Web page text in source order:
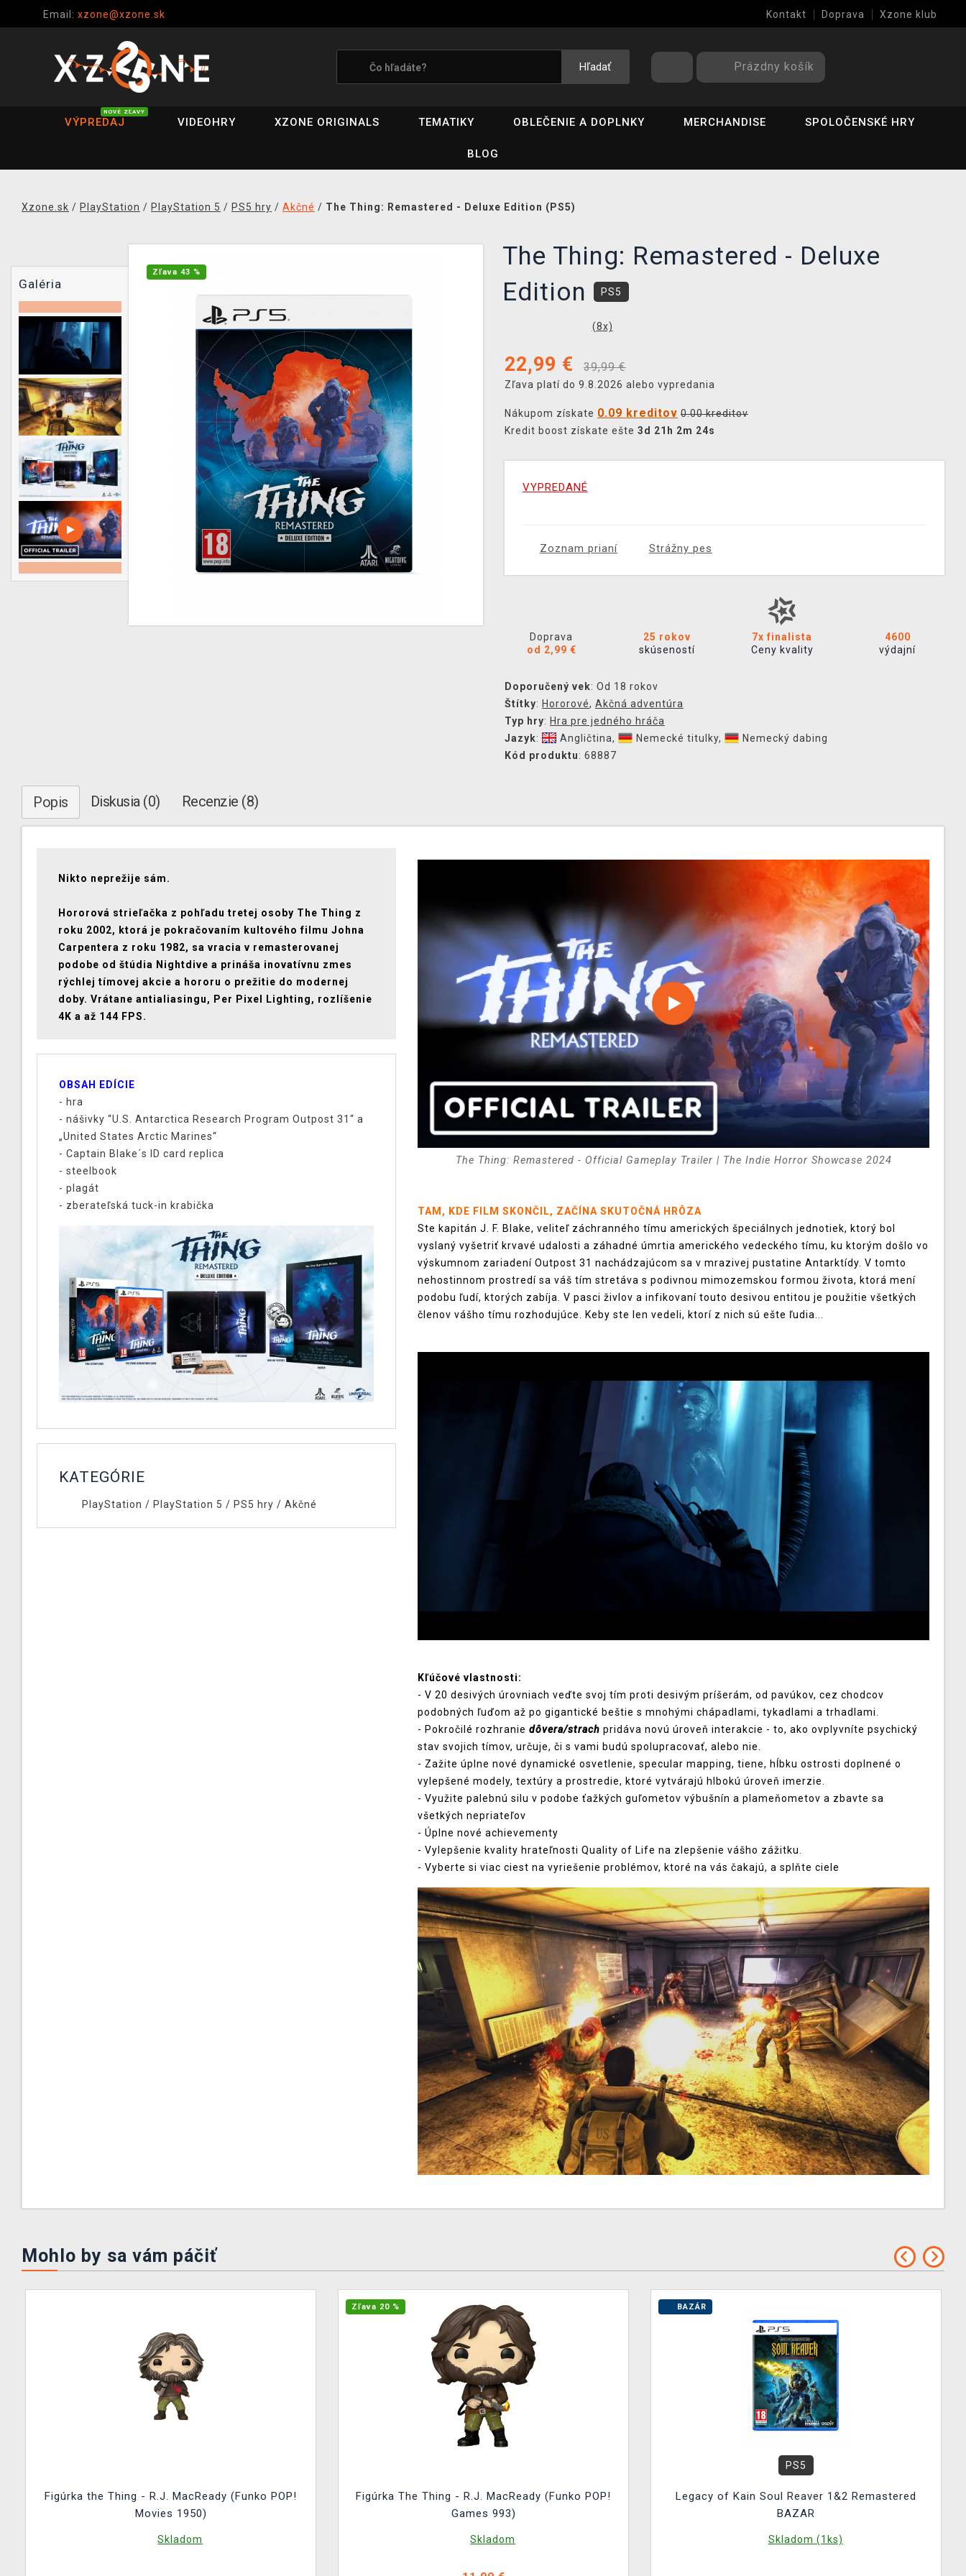
Email: xzone@xzone.sk Kontakt Doprava Xzone klub
Hľadať Prázdny košík
VÝPREDAJ
NOVÉ ZĽAVY
VIDEOHRY XZONE ORIGINALS TEMATIKY OBLEČENIE A DOPLNKY MERCHANDISE SPOLOČENSKÉ HRY
BLOG
Xzone.sk / PlayStation / PlayStation 5 / PS5 hry / Akčné / The Thing: Remastered - Deluxe Edition (PS5)
Galéria
Zľava 43 %
The Thing: Remastered - Deluxe
Edition
PS5
(8x)
22,99 € 39,99 €
Zľava platí do 9.8.2026 alebo vypredania
Nákupom získate 0.09 kreditov 0.00 kreditov
Kredit boost získate ešte 3d 21h 2m 23s
VYPREDANÉ
Zoznam prianí Strážny pes
Doprava
od 2,99 €
25 rokov
skúseností
7x finalista
Ceny kvality
4600
výdajní
Doporučený vek: Od 18 rokov
Štítky: Hororové, Akčná adventúra
Typ hry: Hra pre jedného hráča
Jazyk: Angličtina, Nemecké titulky,
Nemecký dabing
Kód produktu: 68887
Popis Diskusia (0) Recenzie (8)
Nikto neprežije sám.
Hororová strieľačka z pohľadu tretej osoby The Thing z
roku 2002, ktorá je pokračovaním kultového filmu Johna
Carpentera z roku 1982, sa vracia v remasterovanej
podobe od štúdia Nightdive a prináša inovatívnu zmes
rýchlej tímovej akcie a hororu o prežitie do modernej
doby. Vrátane antialiasingu, Per Pixel Lighting, rozlíšenie
4K a až 144 FPS.
OBSAH EDÍCIE
- hra
- nášivky “U.S. Antarctica Research Program Outpost 31“ a
„United States Arctic Marines“
- Captain Blake´s ID card replica
- steelbook
- plagát
- zberateľská tuck-in krabička
KATEGÓRIE
PlayStation / PlayStation 5 / PS5 hry / Akčné
The Thing: Remastered - Official Gameplay Trailer | The Indie Horror Showcase 2024
TAM, KDE FILM SKONČIL, ZAČÍNA SKUTOČNÁ HRÔZA
Ste kapitán J. F. Blake, veliteľ záchranného tímu amerických špeciálnych jednotiek, ktorý bol
vyslaný vyšetriť krvavé udalosti a záhadné úmrtia amerického vedeckého tímu, ku ktorým došlo vo
výskumnom zariadení Outpost 31 nachádzajúcom sa v mrazivej pustatine Antarktídy. V tomto
nehostinnom prostredí sa váš tím stretáva s podivnou mimozemskou formou života, ktorá mení
podobu ľudí, ktorých zabíja. V pasci živlov a infikovaní touto desivou entitou je použitie všetkých
členov vášho tímu rozhodujúce. Keby ste len vedeli, ktorí z nich sú ešte ľudia...
Kľúčové vlastnosti:
- V 20 desivých úrovniach veďte svoj tím proti desivým príšerám, od pavúkov, cez chodcov
podobných ľuďom až po gigantické beštie s mnohými chápadlami, tykadlami a trhadlami.
- Pokročilé rozhranie dôvera/strach pridáva novú úroveň interakcie - to, ako ovplyvníte psychický
stav svojich tímov, určuje, či s vami budú spolupracovať, alebo nie.
- Zažite úplne nové dynamické osvetlenie, specular mapping, tiene, hĺbku ostrosti doplnené o
vylepšené modely, textúry a prostredie, ktoré vytvárajú hlbokú úroveň imerzie.
- Využite palebnú silu v podobe ťažkých guľometov výbušnín a plameňometov a zbavte sa
všetkých nepriateľov
- Úplne nové achievementy
- Vylepšenie kvality hrateľnosti Quality of Life na zlepšenie vášho zážitku.
- Vyberte si viac ciest na vyriešenie problémov, ktoré na vás čakajú, a splňte ciele
Mohlo by sa vám páčiť
Figúrka the Thing - R.J. MacReady (Funko POP!
Movies 1950)
Skladom
Zľava 20 %
Figúrka The Thing - R.J. MacReady (Funko POP!
Games 993)
Skladom
BAZÁR
PS5
Legacy of Kain Soul Reaver 1&2 Remastered
BAZAR
Skladom (1ks)